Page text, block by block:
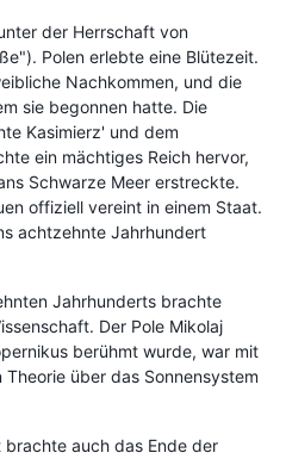
der Herrschaft von
Polen erlebte eine Blütezeit.
Nachkommen, und die
sie begonnen hatte. Die
Kasimierz' und dem
ein mächtiges Reich hervor,
Schwarze Meer erstreckte.
offiziell vereint in einem Staat.
achtzehnte Jahrhundert
Jahrhunderts brachte
Der Pole Mikolaj
berühmt wurde, war mit
über das Sonnensystem
auch das Ende der